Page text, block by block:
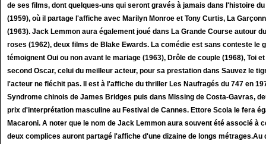
de ses films, dont quelques-uns qui seront gravés à jamais dans l'histoire
(1959), où il partage l'affiche avec Marilyn Monroe et Tony Curtis, La
(1963). Jack Lemmon aura également joué dans La Grande Course autour
roses (1962), deux films de Blake Ewards. La comédie est sans conteste le
témoignent Oui ou non avant le mariage (1963), Drôle de couple (1968), Toi
second Oscar, celui du meilleur acteur, pour sa prestation dans Sauvez le
l'acteur ne fléchit pas. Il est à l'affiche du thriller Les Naufragés du 747 en
Syndrome chinois de James Bridges puis dans Missing de Costa-Gavras,
prix d'interprétation masculine au Festival de Cannes. Ettore Scola le fera
Macaroni. A noter que le nom de Jack Lemmon aura souvent été associé à
deux complices auront partagé l'affiche d'une dizaine de longs métrages.Au